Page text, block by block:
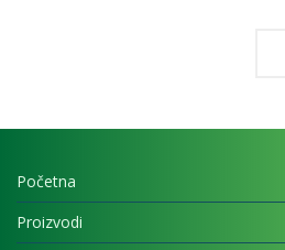
Početna
Proizvodi